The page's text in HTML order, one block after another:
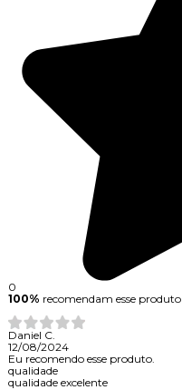
0
100% recomendam esse produto
Daniel C.
12/08/2024
Eu recomendo esse produto.
qualidade
qualidade excelente